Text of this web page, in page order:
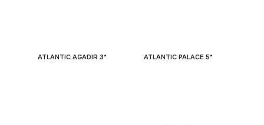
ATLANTIC AGADIR 3* ATLANTIC PALACE 5*